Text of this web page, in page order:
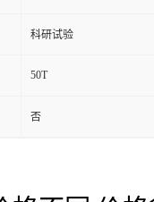
科研试验
50T
否